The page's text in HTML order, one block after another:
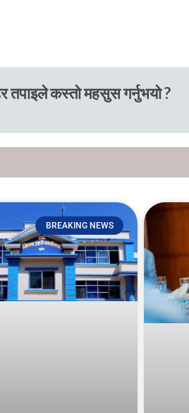
तपाइले कस्तो महसुस गर्नुभयो ?
BREAKING NEWS